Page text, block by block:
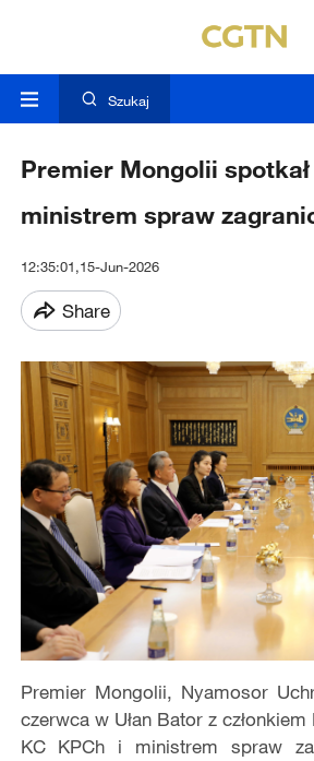
Szukaj
Premier Mongolii
ministrem spraw
12:35:01,15-Jun-2026
Share
Premier Mongolii, Nyamosor
czerwca w Ułan Bator z
KC KPCh i ministrem spraw